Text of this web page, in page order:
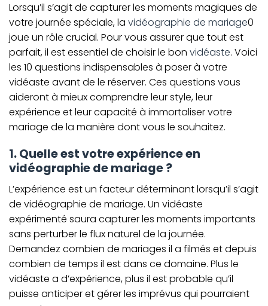
Lorsqu’il s’agit de capturer les moments magiques de
votre journée spéciale, la vidéographie de mariage0
joue un rôle crucial. Pour vous assurer que tout est
parfait, il est essentiel de choisir le bon vidéaste. Voici
les 10 questions indispensables à poser à votre
vidéaste avant de le réserver. Ces questions vous
aideront à mieux comprendre leur style, leur
expérience et leur capacité à immortaliser votre
mariage de la manière dont vous le souhaitez.
1. Quelle est votre expérience en
vidéographie de mariage ?
L’expérience est un facteur déterminant lorsqu’il s’agit
de vidéographie de mariage. Un vidéaste
expérimenté saura capturer les moments importants
sans perturber le flux naturel de la journée.
Demandez combien de mariages il a filmés et depuis
combien de temps il est dans ce domaine. Plus le
vidéaste a d’expérience, plus il est probable qu’il
puisse anticiper et gérer les imprévus qui pourraient